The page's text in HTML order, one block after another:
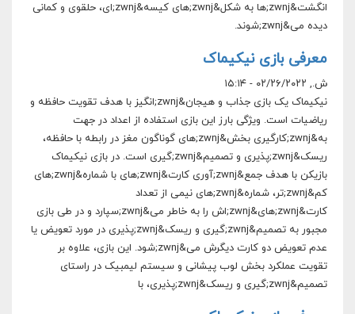
انگشت&zwnj;ها به شکل&zwnj;هاى کیسه&zwnj;اى، حلقوى و کمانى
دیده مى&zwnj;شوند.
معرفی بازی نیکیماک
ش., ۰۲/۲۶/۲۰۲۲ - ۱۵:۱۴
نیکیماک یک بازی جذاب و هیجان&zwnj;انگیز با هدف تقویت حافظه و
ریاضیات است. ویژگی بارز این بازی استفاده از اعداد در جهت
به&zwnj;کارگیری بخش&zwnj;های گوناگون مغز در رابطه با حافظه،
ریسک&zwnj;پذیری و تصمیم&zwnj;گیری است. در بازی نیکیماک
بازیکن با هدف جمع&zwnj;آوری کارت&zwnj;های با شماره&zwnj;های
کم&zwnj;تر، شماره&zwnj;های نیمی از تعداد
کارت&zwnj;های&zwnj;اش را به خاطر می&zwnj;سپارد و در طی بازی
مجبور به تصمیم&zwnj;گیری و ریسک&zwnj;پذیری در مورد تعویض یا
عدم تعویض دو کارت دیگرش می&zwnj;شود. این بازی، علاوه بر
تقویت عملکرد بخش لوب پیشانی و سیستم لیمبیک در راستای
تصمیم&zwnj;گیری و ریسک&zwnj;پذیری، با